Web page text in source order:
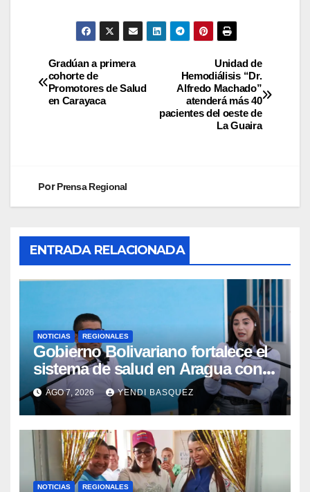
Unidad de
Hemodiálisis “Dr.
Alfredo Machado”
atenderá más 40
pacientes del oeste de
La Guaira
Gradúan a primera
cohorte de
Promotores de Salud
en Carayaca
PorPrensa Regional
ENTRADA RELACIONADA
NOTICIAS REGIONALES
Gobierno Bolivariano fortalece el
sistema de salud en Aragua con
la reinauguración del CDI La Mora
AGO 7, 2026 YENDI BASQUEZ
NOTICIAS REGIONALES